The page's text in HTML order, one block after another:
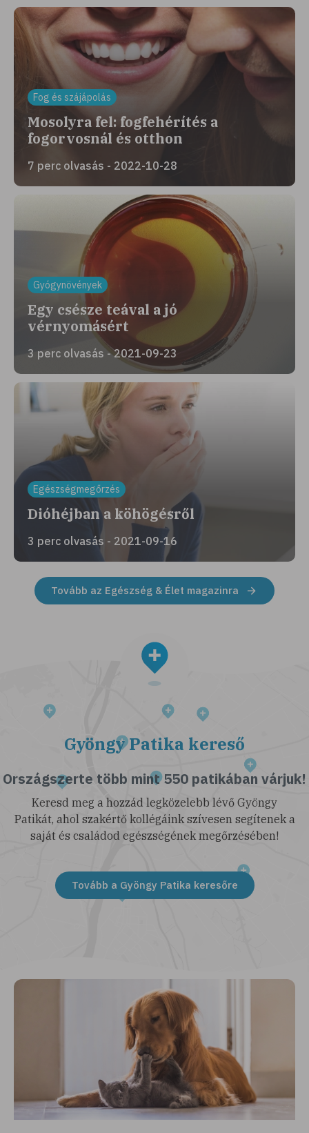
Fog és szájápolás
Mosolyra fel: fogfehérítés a
fogorvosnál és otthon
7 perc olvasás - 2022-10-28
Gyógynövények
Egy csésze teával a jó
vérnyomásért
3 perc olvasás - 2021-09-23
Egészségmegőrzés
Dióhéjban a köhögésről
3 perc olvasás - 2021-09-16
Tovább az Egészség & Élet magazinra
Gyöngy Patika kereső
Országszerte több mint 550 patikában várjuk!
Keresd meg a hozzád legközelebb lévő Gyöngy
Patikát, ahol szakértő kollégáink szívesen segítenek a
saját és családod egészségének megőrzésében!
Tovább a Gyöngy Patika keresőre